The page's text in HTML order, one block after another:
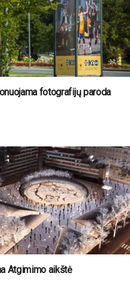
fotografijų paroda
Atgimimo aikštė